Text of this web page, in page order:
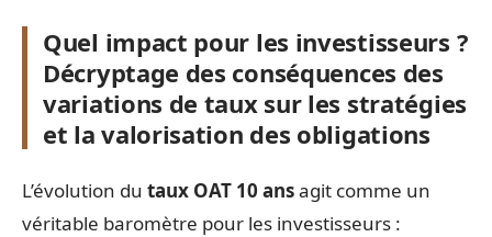
Quel impact pour les investisseurs ?
Décryptage des conséquences des
variations de taux sur les stratégies
et la valorisation des obligations
L’évolution du taux OAT 10 ansagit comme un
véritable baromètre pour les investisseurs :